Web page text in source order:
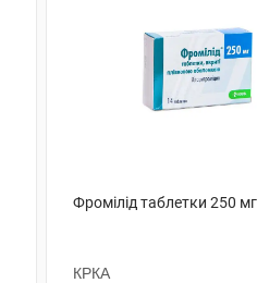
Фромілід таблетки 250
КРКА